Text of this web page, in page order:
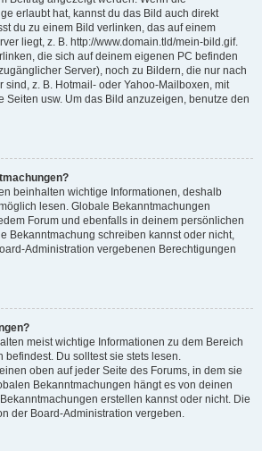
erlaubt hat, kannst du das Bild auch direkt
du zu einem Bild verlinken, das auf einem
liegt, z. B. http://www.domain.tld/mein-bild.gif.
die sich auf deinem eigenen PC befinden
Server), noch zu Bildern, die nur nach
sind, z. B. Hotmail- oder Yahoo-Mailboxen, mit
Seiten usw. Um das Bild anzuzeigen, benutze den
beinhalten wichtige Informationen, deshalb
lesen. Globale Bekanntmachungen
Forum und ebenfalls in deinem persönlichen
Bekanntmachung schreiben kannst oder nicht,
Administration vergebenen Berechtigungen
meist wichtige Informationen zu dem Bereich
befindest. Du solltest sie stets lesen.
oben auf jeder Seite des Forums, in dem sie
Bekanntmachungen hängt es von deinen
erstellen kannst oder nicht. Die
der Board-Administration vergeben.